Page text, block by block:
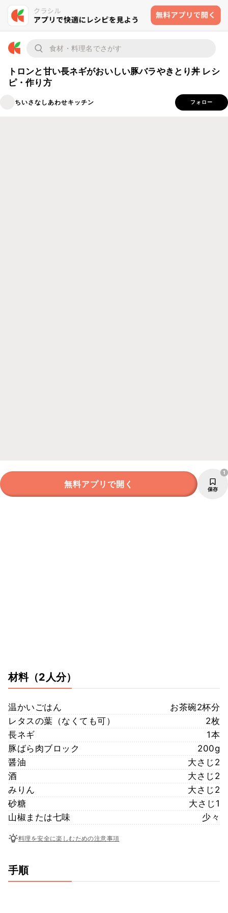
トロンと甘い長ネギがおいしい豚バラやきとり丼 レシ
ピ・作り方
ちいさなしあわせキッチン フォロー
無料アプリで開く 保存
1
材料（2人分）
温かいごはん
お茶碗2杯分
レタスの葉（なくても可）
2枚
長ネギ
1本
豚ばら肉ブロック
200g
醤油
大さじ2
酒
大さじ2
みりん
大さじ2
砂糖
大さじ1
山椒または七味
少々
料理を安全に楽しむための注意事項
手順